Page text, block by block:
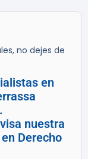
no dejes de
en
nuestra
Derecho